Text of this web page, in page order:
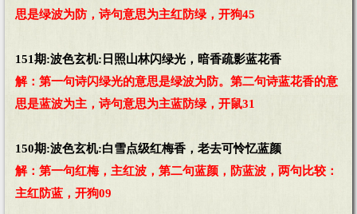
思是绿波为防，诗句意思为主红防绿，开狗45
151期:波色玄机:日照山林闪绿光，暗香疏影蓝花香
解：第一句诗闪绿光的意思是绿波为防。第二句诗蓝花香的意
思是蓝波为主，诗句意思为主蓝防绿，开鼠31
150期:波色玄机:白雪点级红梅香，老去可怜忆蓝颜
解：第一句红梅，主红波，第二句蓝颜，防蓝波，两句比较：
主红防蓝，开狗09